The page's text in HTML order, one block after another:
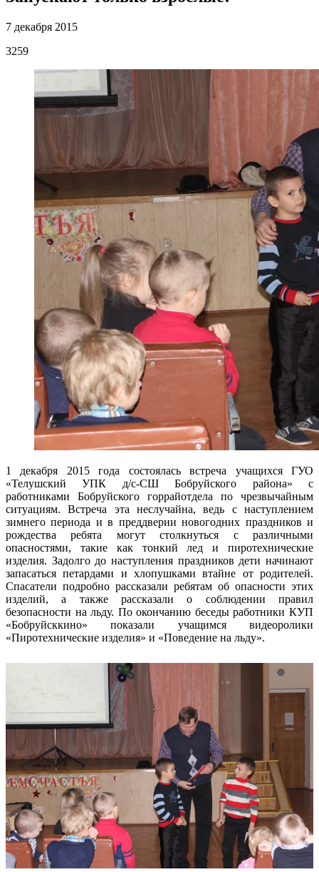
7 декабря 2015
3259
1 декабря 2015 года состоялась встреча учащихся ГУО
«Телушский УПК д/с-СШ Бобруйского района» с
работниками Бобруйского горрайотдела по чрезвычайным
ситуациям. Встреча эта неслучайна, ведь с наступлением
зимнего периода и в преддверии новогодних праздников и
рождества ребята могут столкнуться с различными
опасностями, такие как тонкий лед и пиротехнические
изделия. Задолго до наступления праздников дети начинают
запасаться петардами и хлопушками втайне от родителей.
Спасатели подробно рассказали ребятам об опасности этих
изделий, а также рассказали о соблюдении правил
безопасности на льду. По окончанию беседы работники КУП
«Бобруйсккино» показали учащимся видеоролики
«Пиротехнические изделия» и «Поведение на льду».